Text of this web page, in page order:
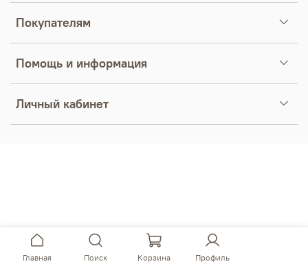
Покупателям
Помощь и информация
Личный кабинет
Главная Поиск Корзина Профиль